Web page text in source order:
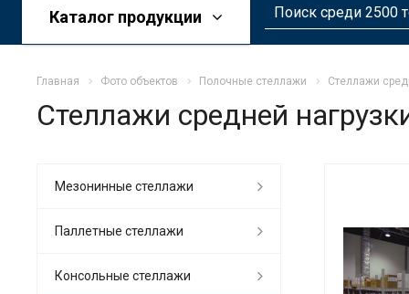
Каталог продукции
Главная Фото объектов Полочные стеллажи Стеллажи
Стеллажи средней
Mезонинные стеллажи
Паллетные стеллажи
Консольные стеллажи